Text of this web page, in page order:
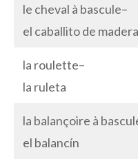
le cheval à bascule–
el caballito de madera
la roulette–
la ruleta
la balançoire à
el balancín